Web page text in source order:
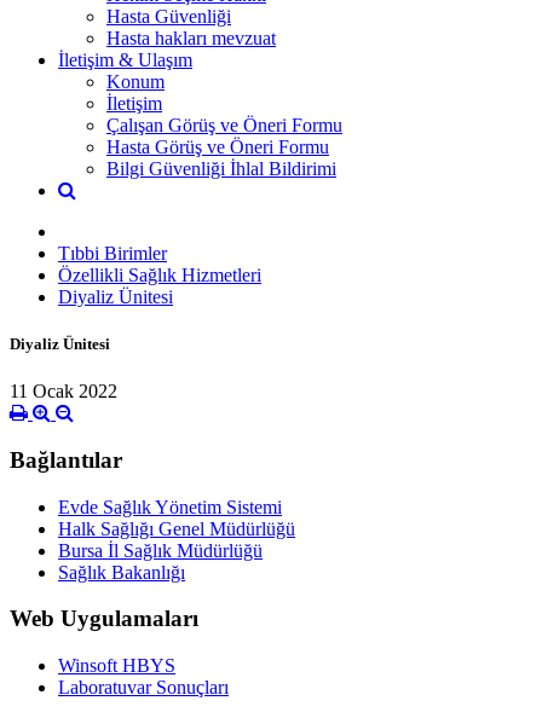
Hasta Güvenliği
Hasta hakları mevzuat
İletişim & Ulaşım
Konum
İletişim
Çalışan Görüş ve Öneri Formu
Hasta Görüş ve Öneri Formu
Bilgi Güvenliği İhlal Bildirimi
Tıbbi Birimler
Özellikli Sağlık Hizmetleri
Diyaliz Ünitesi
Diyaliz Ünitesi
11 Ocak 2022
Bağlantılar
Evde Sağlık Yönetim Sistemi
Halk Sağlığı Genel Müdürlüğü
Bursa İl Sağlık Müdürlüğü
Sağlık Bakanlığı
Web Uygulamaları
Winsoft HBYS
Laboratuvar Sonuçları